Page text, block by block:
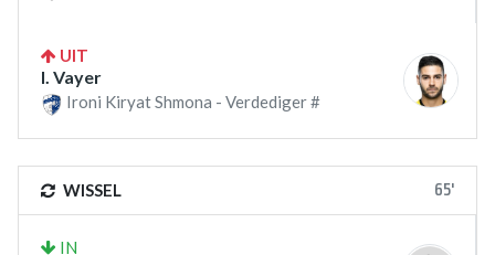
UIT
I. Vayer
Ironi Kiryat Shmona - Verdediger #
WISSEL 65'
IN